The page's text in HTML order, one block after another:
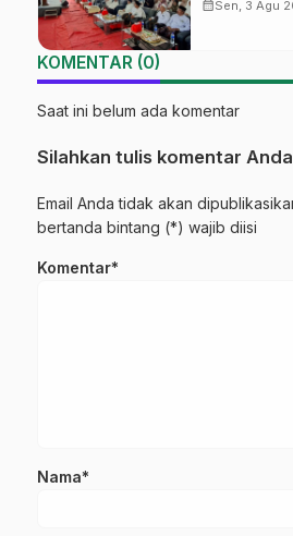
‘Sambang
calendar_monthSen, 3 Agu
KOMENTAR (0)
Saat ini belum ada komentar
Silahkan tulis komentar Anda
Email Anda tidak akan
bertanda bintang (*) wajib diisi
Komentar*
Nama*